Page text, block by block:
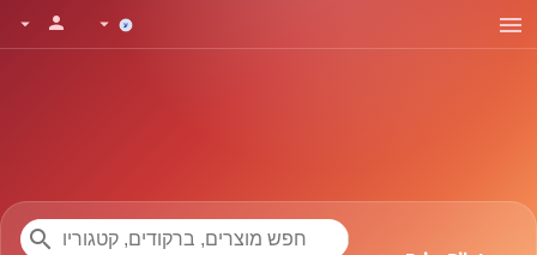
menu
arrow_drop_down
person
arrow_drop_down
search